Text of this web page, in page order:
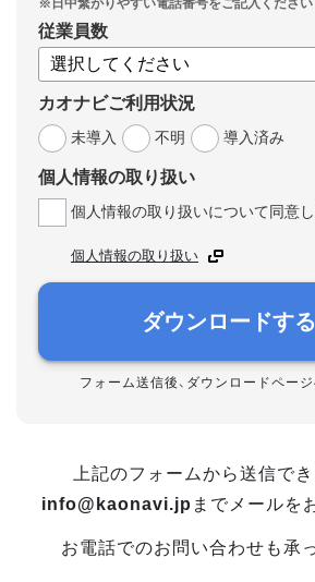
従業員数
カオナビご利用状況
未導入
不明 導入済み
個人情報の取り扱い
個人情報の取り扱いについて同意し
個人情報の取り扱い
ダウンロードする
フォーム送信後、ダウンロードページ
上記のフォームから送信でき
info@kaonavi.jp までメールを
お電話でのお問い合わせも承